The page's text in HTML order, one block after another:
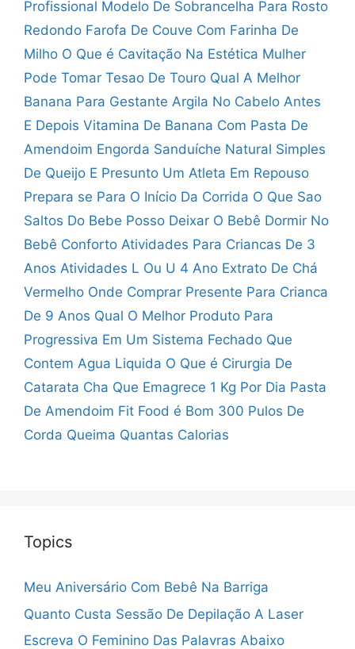
Profissional Modelo De Sobrancelha Para Rosto
Redondo Farofa De Couve Com Farinha De
Milho O Que é Cavitação Na Estética Mulher
Pode Tomar Tesao De Touro Qual A Melhor
Banana Para Gestante Argila No Cabelo Antes
E Depois Vitamina De Banana Com Pasta De
Amendoim Engorda Sanduíche Natural Simples
De Queijo E Presunto Um Atleta Em Repouso
Prepara se Para O Início Da Corrida O Que Sao
Saltos Do Bebe Posso Deixar O Bebê Dormir No
Bebê Conforto Atividades Para Criancas De 3
Anos Atividades L Ou U 4 Ano Extrato De Chá
Vermelho Onde Comprar Presente Para Crianca
De 9 Anos Qual O Melhor Produto Para
Progressiva Em Um Sistema Fechado Que
Contem Agua Liquida O Que é Cirurgia De
Catarata Cha Que Emagrece 1 Kg Por Dia Pasta
De Amendoim Fit Food é Bom 300 Pulos De
Corda Queima Quantas Calorias
Topics
Meu Aniversário Com Bebê Na Barriga
Quanto Custa Sessão De Depilação A Laser
Escreva O Feminino Das Palavras Abaixo